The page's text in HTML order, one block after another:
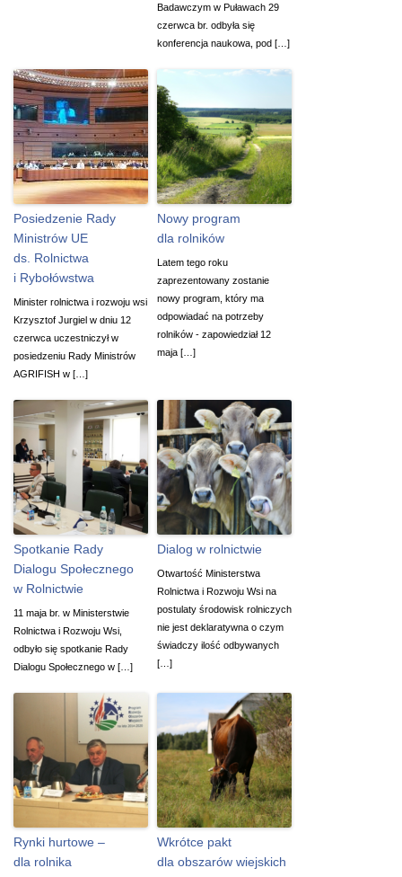
Badawczym w Puławach 29
czerwca br. odbyła się
konferencja naukowa, pod […]
Posiedzenie Rady
Ministrów UE
ds. Rolnictwa
i Rybołówstwa
Minister rolnictwa i rozwoju wsi
Krzysztof Jurgiel w dniu 12
czerwca uczestniczył w
posiedzeniu Rady Ministrów
AGRIFISH w […]
Nowy program
dla rolników
Latem tego roku
zaprezentowany zostanie
nowy program, który ma
odpowiadać na potrzeby
rolników - zapowiedział 12
maja […]
Spotkanie Rady
Dialogu Społecznego
w Rolnictwie
11 maja br. w Ministerstwie
Rolnictwa i Rozwoju Wsi,
odbyło się spotkanie Rady
Dialogu Społecznego w […]
Dialog w rolnictwie
Otwartość Ministerstwa
Rolnictwa i Rozwoju Wsi na
postulaty środowisk rolniczych
nie jest deklaratywna o czym
świadczy ilość odbywanych
[…]
Rynki hurtowe –
dla rolnika
Wkrótce pakt
dla obszarów wiejskich